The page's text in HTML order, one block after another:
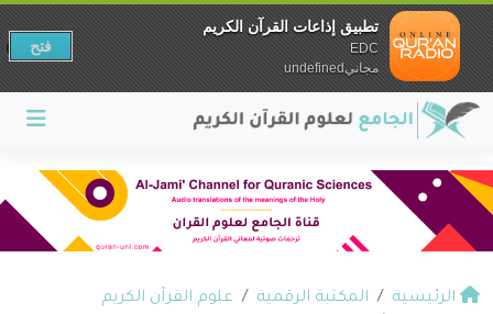
الرئيسية المكتبة الرقمية
علوم القرآن الكريم
تطبيق إذاعات القرآن الكريم
EDC
مجانيundefined
فتح